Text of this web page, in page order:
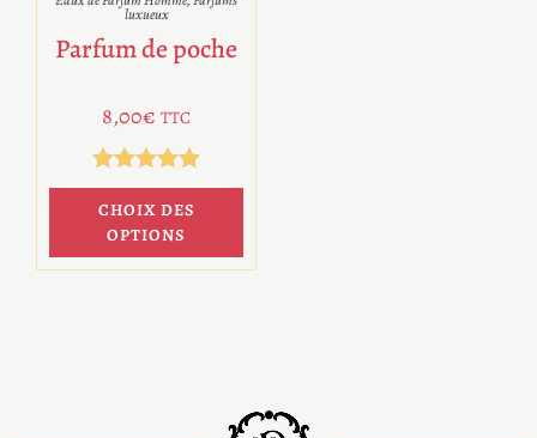
luxueux
Parfum de poche
8,00€ TTC
Note5.00
sur 5
CHOIX DES
OPTIONS